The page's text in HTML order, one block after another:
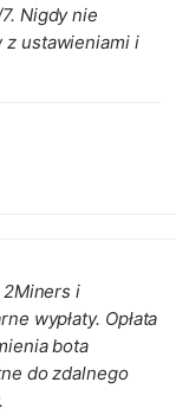
Nigdy nie
z ustawieniami i
2Miners i
wypłaty. Opłata
bota
do zdalnego